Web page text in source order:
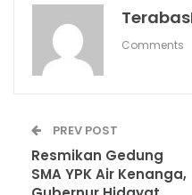
Comments
PREV POST
Resmikan Gedung
SMA YPK Air Kenanga,